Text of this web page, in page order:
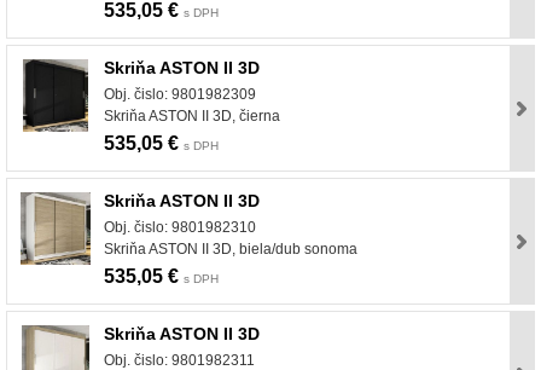
535,05 € s DPH
Skriňa ASTON II 3D
Obj. čislo: 9801982309
Skriňa ASTON II 3D, čierna
535,05 € s DPH
Skriňa ASTON II 3D
Obj. čislo: 9801982310
Skriňa ASTON II 3D, biela/dub sonoma
535,05 € s DPH
Skriňa ASTON II 3D
Obj. čislo: 9801982311